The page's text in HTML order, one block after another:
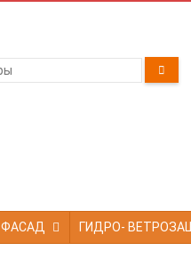
ФАСАД ГИДРО-